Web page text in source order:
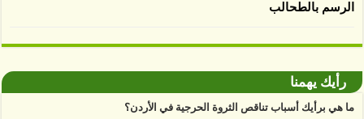
الرسم بالطحالب
رأيك يهمنا
ما هي برأيك أسباب تناقص الثروة الحرجية في الأردن؟